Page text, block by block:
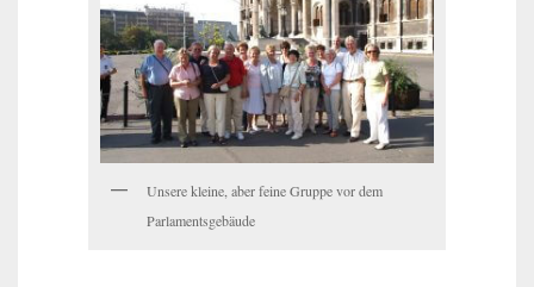
Unsere kleine, aber feine Gruppe vor dem
Parlamentsgebäude